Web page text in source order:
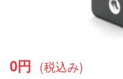
0円 (税込み)